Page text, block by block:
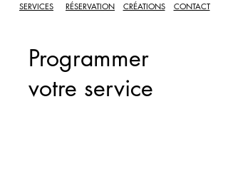
SERVICES RÉSERVATION CRÉATIONS CONTACT
Programmer
votre service